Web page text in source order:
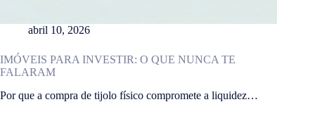
abril 10, 2026
IMÓVEIS PARA INVESTIR: O QUE NUNCA TE
FALARAM
Por que a compra de tijolo físico compromete a liquidez…